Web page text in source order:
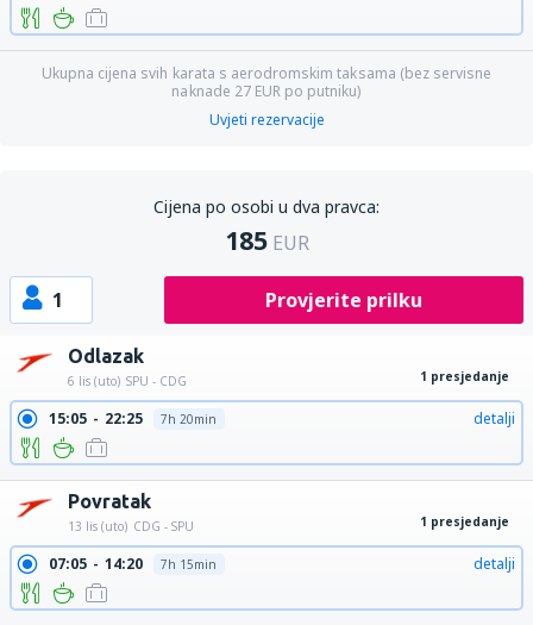
Ukupna cijena svih karata s aerodromskim taksama (bez servisne
naknade 27 EUR po putniku)
Uvjeti rezervacije
Cijena po osobi u dva pravca:
185 EUR
1 Provjerite prilku
Odlazak
6 lis (uto) SPU - CDG 1 presjedanje
15:05 22:25 7h 20min detalji
Povratak
13 lis (uto) CDG - SPU 1 presjedanje
07:05 14:20 7h 15min detalji